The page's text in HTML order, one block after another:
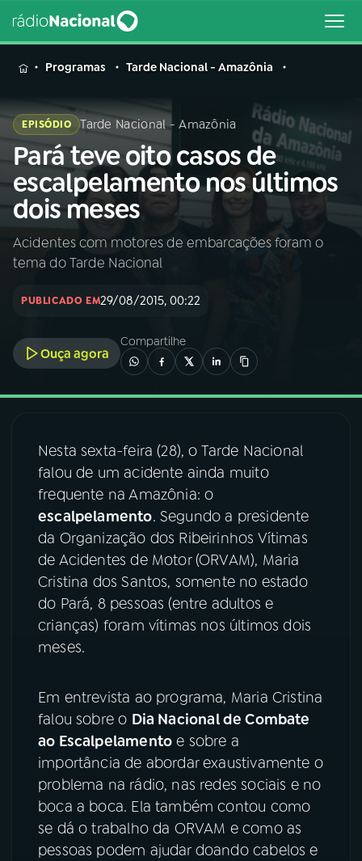
MENU
Buscar
na
Rádio
Nacional
Buscar
AO VIVO
INÍCIO
A RÁDIO
03PROGRAMAÇÃO
04 PROGRAMAS
PODCASTS
06VIDEOCASTS
ÚLTIMAS
ACOMPANHE A RÁDIO NACIONAL
YouTube Facebook
TikTok
Programas Tarde Nacional - Amazônia
EPISÓDIO Tarde Nacional - Amazônia
Pará teve oito casos de
escalpelamento nos últimos
dois meses
Acidentes com motores de embarcações foram o
tema do Tarde Nacional
PUBLICADO EM29/08/2015, 00:22
Ouça agora
Compartilhe
Nesta sexta-feira (28), o Tarde Nacional
falou de um acidente ainda muito
frequente na Amazônia: o
escalpelamento. Segundo a presidente
da Organização dos Ribeirinhos Vítimas
de Acidentes de Motor (ORVAM), Maria
Cristina dos Santos, somente no estado
do Pará, 8 pessoas (entre adultos e
crianças) foram vítimas nos últimos dois
meses.
Em entrevista ao programa, Maria Cristina
falou sobre o Dia Nacional de Combate
ao Escalpelamento e sobre a
importância de abordar exaustivamente o
problema na rádio, nas redes sociais e no
boca a boca. Ela também contou como
se dá o trabalho da ORVAM e como as
pessoas podem ajudar doando cabelos e